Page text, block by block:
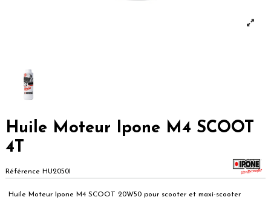
Huile Moteur Ipone M4 SCOOT
4T
Référence HU2050I
Huile Moteur Ipone M4 SCOOT 20W50 pour scooter et maxi-scooter